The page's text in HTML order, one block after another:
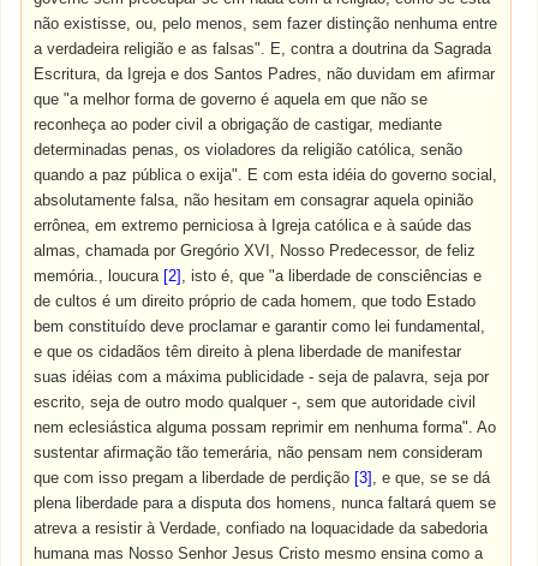
não existisse, ou, pelo menos, sem fazer distinção nenhuma entre
a verdadeira religião e as falsas". E, contra a doutrina da Sagrada
Escritura, da Igreja e dos Santos Padres, não duvidam em afirmar
que "a melhor forma de governo é aquela em que não se
reconheça ao poder civil a obrigação de castigar, mediante
determinadas penas, os violadores da religião católica, senão
quando a paz pública o exija". E com esta idéia do governo social,
absolutamente falsa, não hesitam em consagrar aquela opinião
errônea, em extremo perniciosa à Igreja católica e à saúde das
almas, chamada por Gregório XVI, Nosso Predecessor, de feliz
memória., loucura [2] , isto é, que "a liberdade de consciências e
de cultos é um direito próprio de cada homem, que todo Estado
bem constituído deve proclamar e garantir como lei fundamental,
e que os cidadãos têm direito à plena liberdade de manifestar
suas idéias com a máxima publicidade - seja de palavra, seja por
escrito, seja de outro modo qualquer -, sem que autoridade civil
nem eclesiástica alguma possam reprimir em nenhuma forma". Ao
sustentar afirmação tão temerária, não pensam nem consideram
que com isso pregam a liberdade de perdição [3] , e que, se se dá
plena liberdade para a disputa dos homens, nunca faltará quem se
atreva a resistir à Verdade, confiado na loquacidade da sabedoria
humana mas Nosso Senhor Jesus Cristo mesmo ensina como a